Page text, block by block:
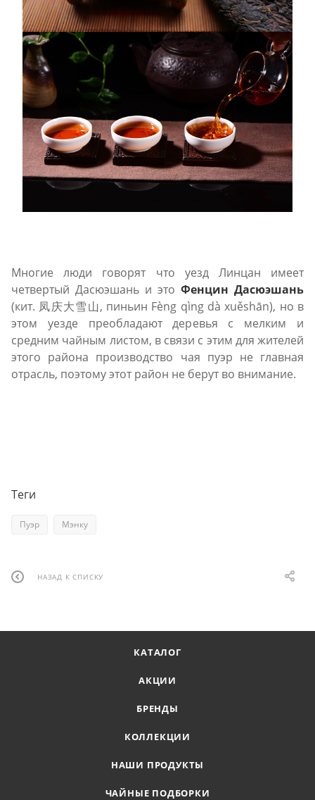
Многие люди говорят что уезд Линцан имеет
четвертый Дасюэшань и это Фенцин Дасюэшань
(кит. 凤庆大雪山, пиньин Fèng qìng dà xuěshān), но в
этом уезде преобладают деревья с мелким и
средним чайным листом, в связи с этим для жителей
этого района производство чая пуэр не главная
отрасль, поэтому этот район не берут во внимание.
Теги
Пуэр Мэнку
НАЗАД К СПИСКУ
КАТАЛОГ
АКЦИИ
БРЕНДЫ
КОЛЛЕКЦИИ
НАШИ ПРОДУКТЫ
ЧАЙНЫЕ ПОДБОРКИ